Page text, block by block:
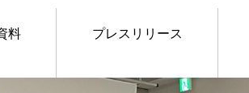
料 プレスリリース